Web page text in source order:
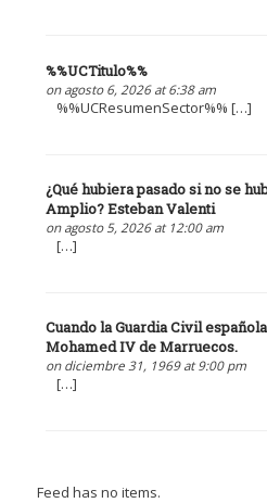
%%UCTitulo%%
on agosto 6, 2026 at 6:38 am
%%UCResumenSector%% […]
¿Qué hubiera pasado si no se
Amplio? Esteban Valenti
on agosto 5, 2026 at 12:00 am
[…]
Cuando la Guardia Civil
Mohamed IV de Marruecos.
on diciembre 31, 1969 at 9:00 pm
[…]
Feed has no items.